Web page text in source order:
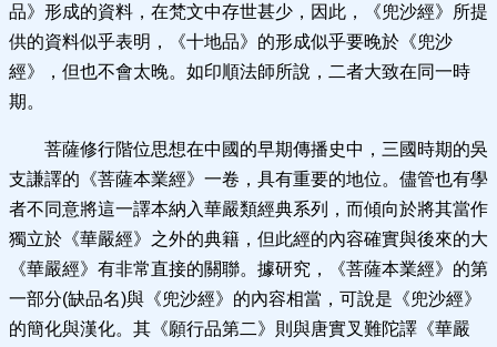
品》形成的資料，在梵文中存世甚少，因此，《兜沙經》所提
供的資料似乎表明，《十地品》的形成似乎要晚於《兜沙
經》，但也不會太晚。如印順法師所說，二者大致在同一時
期。
菩薩修行階位思想在中國的早期傳播史中，三國時期的吳
支謙譯的《菩薩本業經》一卷，具有重要的地位。儘管也有學
者不同意將這一譯本納入華嚴類經典系列，而傾向於將其當作
獨立於《華嚴經》之外的典籍，但此經的內容確實與後來的大
《華嚴經》有非常直接的關聯。據研究，《菩薩本業經》的第
一部分(缺品名)與《兜沙經》的內容相當，可說是《兜沙經》
的簡化與漢化。其《願行品第二》則與唐實叉難陀譯《華嚴